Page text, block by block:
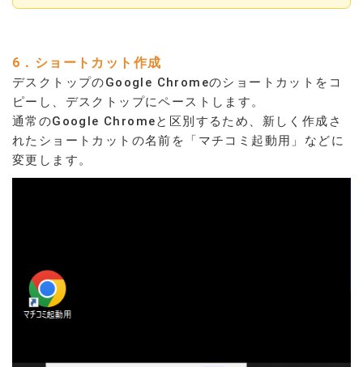
6．ショートカット作成
デスクトップのGoogle Chromeのショートカットをコ
ピーし、デスクトップにペーストします。
通常のGoogle Chromeと区別するため、新しく作成さ
れたショートカットの名前を「マチコミ起動用」などに
変更します。